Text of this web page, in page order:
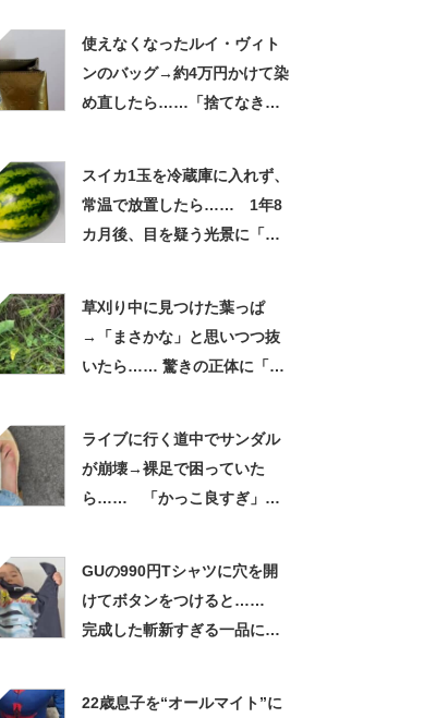
使えなくなったルイ・ヴィト
ンのバッグ→約4万円かけて染
め直したら……「捨てなきゃ
スイカ1玉を冷蔵庫に入れず、
常温で放置したら…… 1年8
カ月後、目を疑う光景に「ヤ
草刈り中に見つけた葉っぱ
→「まさかな」と思いつつ抜
いたら…… 驚きの正体に「お
ライブに行く道中でサンダル
が崩壊→裸足で困っていた
ら…… 「かっこ良すぎ」ま
GUの990円Tシャツに穴を開
けてボタンをつけると……
完成した斬新すぎる一品に称
22歳息子を“オールマイト”に